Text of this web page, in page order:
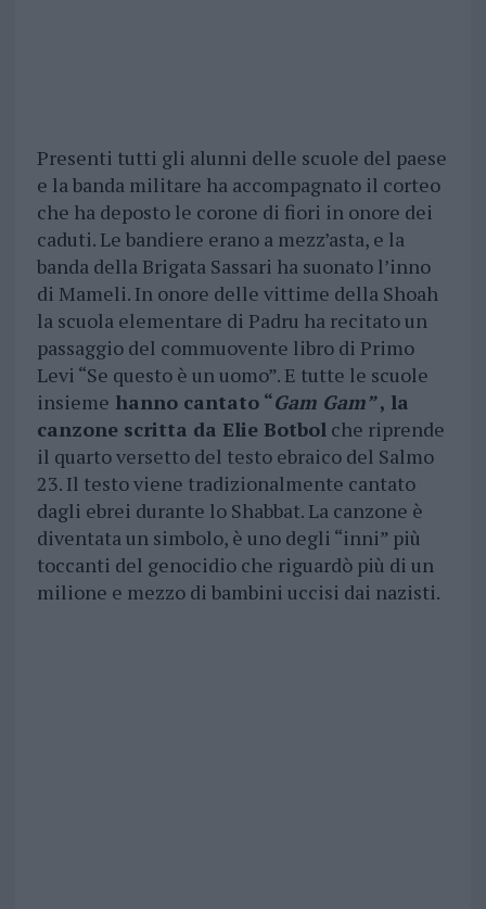
Presenti tutti gli alunni delle scuole del paese
e la banda militare ha accompagnato il corteo
che ha deposto le corone di fiori in onore dei
caduti. Le bandiere erano a mezz’asta, e la
banda della Brigata Sassari ha suonato l’inno
di Mameli. In onore delle vittime della Shoah
la scuola elementare di Padru ha recitato un
passaggio del commuovente libro di Primo
Levi “Se questo è un uomo”. E tutte le scuole
insieme hanno cantato “Gam Gam”, la
canzone scritta da Elie Botbolche riprende
il quarto versetto del testo ebraico del Salmo
23. Il testo viene tradizionalmente cantato
dagli ebrei durante lo Shabbat. La canzone è
diventata un simbolo, è uno degli “inni” più
toccanti del genocidio che riguardò più di un
milione e mezzo di bambini uccisi dai nazisti.